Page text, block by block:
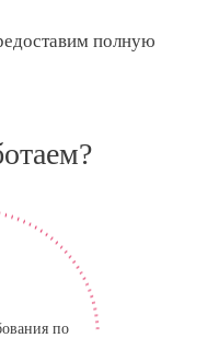
полную
по